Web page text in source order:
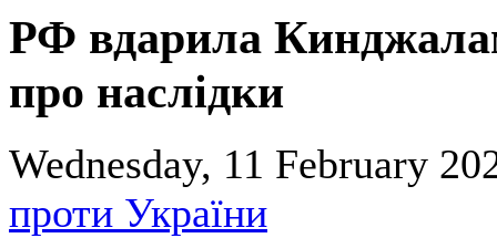
РФ вдарила
про наслідки
Wednesday, 11 February
проти України